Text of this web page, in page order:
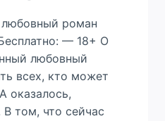
роман
— 18+ О
любовный
всех, кто может
оказалось,
том, что сейчас